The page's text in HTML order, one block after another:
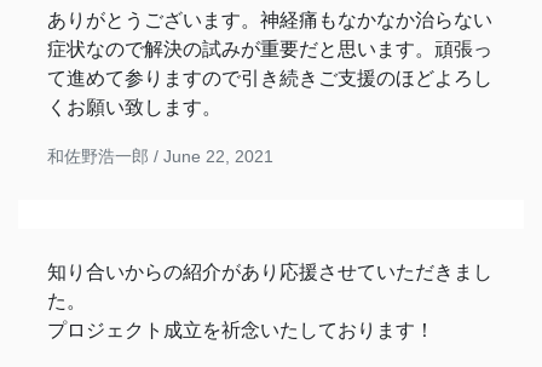
ありがとうございます。神経痛もなかなか治らない
症状なので解決の試みが重要だと思います。頑張っ
て進めて参りますので引き続きご支援のほどよろし
くお願い致します。
和佐野浩一郎 / June 22, 2021
知り合いからの紹介があり応援させていただきまし
た。
プロジェクト成立を祈念いたしております！